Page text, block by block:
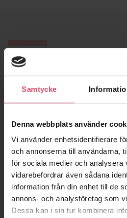
Samtycke
Denna webbplats använder
Vi använder enhetsidentifierare
och annonserna till användarna,
för sociala medier och analysera
vidarebefordrar även sådana
information från din enhet till de
annons- och analysföretag som
Dessa kan i sin tur kombinera
Murdesigner
Med hjälp av Tegelmästers®
enkelt visualisera vårt breda
hittar en beskrivning över hur du